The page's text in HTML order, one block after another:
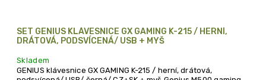
SET GENIUS KLÁVESNICE GX GAMING K-215 / HERNÍ,
DRÁTOVÁ, PODSVÍCENÁ/ USB + MYŠ
Skladem
GENIUS klávesnice GX GAMING K-215 / herní, drátová,